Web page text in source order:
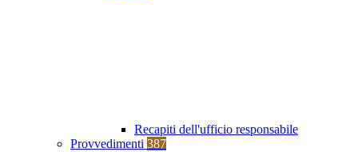
Recapiti dell'ufficio responsabile
Provvedimenti 387